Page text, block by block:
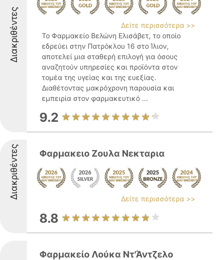
Διακριθέντες
Δείτε περισσότερα >>
Το Φαρμακείο Βελώνη Ελισάβετ, το οποίο
εδρεύει στην Πατρόκλου 16 στο Ίλιον,
αποτελεί μια σταθερή επιλογή για όσους
αναζητούν υπηρεσίες και προϊόντα στον
τομέα της υγείας και της ευεξίας.
Διαθέτοντας μακρόχρονη παρουσία και
εμπειρία στον φαρμακευτικό ...
9.2
Διακριθέντες Φαρμακειο Ζουλα Νεκταρια
Δείτε περισσότερα >>
8.8
Φαρμακείο Λούκα Ντ'Άντζελο